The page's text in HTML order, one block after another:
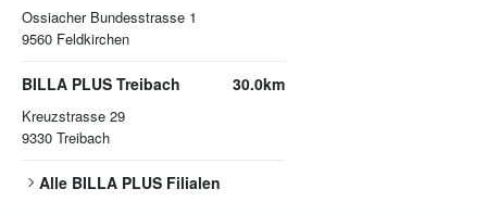
Ossiacher Bundesstrasse 1
9560 Feldkirchen
BILLA PLUS Treibach
Kreuzstrasse 29
9330 Treibach
30.0km
Alle BILLA PLUS Filialen